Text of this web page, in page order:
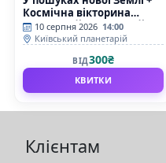
Космічна вікторина
(Київський планетарій)
10 серпня 2026 14:00
Київський планетарій
ВІД300₴
КВИТКИ
Клієнтам